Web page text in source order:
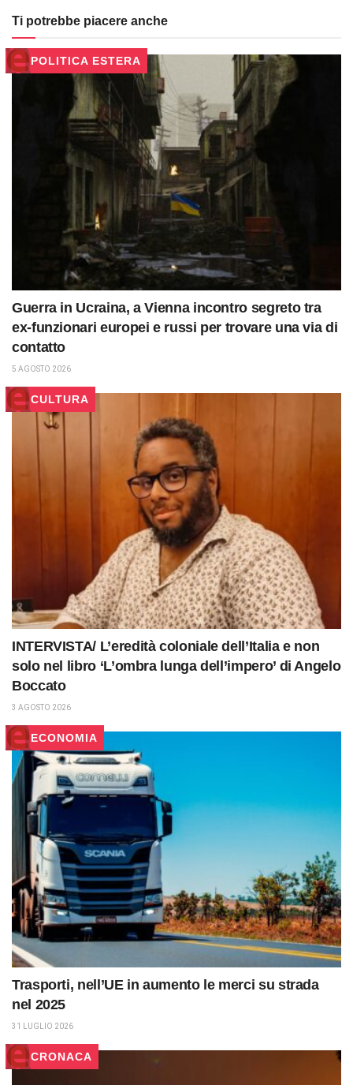
Ti potrebbe piacere anche
POLITICA ESTERA
Guerra in Ucraina, a Vienna incontro segreto tra
ex-funzionari europei e russi per trovare una via di
contatto
5 AGOSTO 2026
CULTURA
INTERVISTA/ L’eredità coloniale dell’Italia e non
solo nel libro ‘L’ombra lunga dell’impero’ di Angelo
Boccato
3 AGOSTO 2026
ECONOMIA
Trasporti, nell’UE in aumento le merci su strada
nel 2025
31 LUGLIO 2026
CRONACA